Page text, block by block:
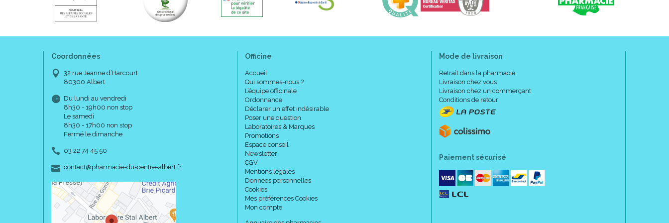
Conserver à l’ abri de la lumière, de l’ air et de la chaleur dans son flacon bien
Code EAN : 3401560028393
Coordonnées
32 rue Jeanne d’Harcourt
80300 Albert
Du lundi au vendredi
8h30 - 19h00 non stop
Le samedi
8h30 - 17h00 non stop
Fermé le dimanche
03 22 74 45 50
contact-
@-
pharmacie-du-centre-albert.fr
Officine
Accueil
Qui sommes-nous ?
L’équipe officinale
Ordonnance
Déclarer un effet indésirable
Poser une question
Laboratoires & Marques
Promotions
Espace conseil
Newsletter
CGV
Mentions légales
Données personnelles
Cookies
Mes préférences Cookies
Mon compte
Mode de livraison
Retrait dans la pharmacie
Livraison chez vous
Livraison chez un commerçant
Conditions de retour
Paiement sécurisé